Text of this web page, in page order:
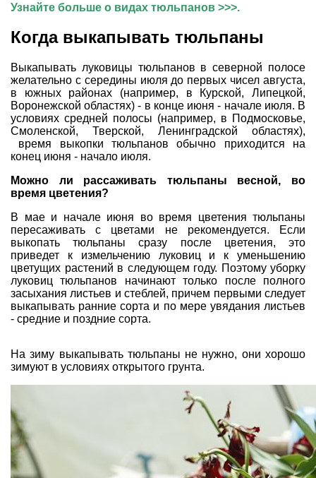
Узнайте больше о видах тюльпанов >>>.
Когда выкапывать тюльпаны
Выкапывать луковицы тюльпанов в северной полосе
желательно с середины июля до первых чисел августа,
в южных районах (например, в Курской, Липецкой,
Воронежской областях) - в конце июня - начале июля. В
условиях средней полосы (например, в Подмосковье,
Смоленской, Тверской, Ленинградской областях),
время выкопки тюльпанов обычно приходится на
конец июня - начало июля.
Можно ли рассаживать тюльпаны весной, во
время цветения?
В мае и начале июня во время цветения тюльпаны
пересаживать с цветами не рекомендуется. Если
выкопать тюльпаны сразу после цветения, это
приведет к измельчению луковиц и к уменьшению
цветущих растений в следующем году. Поэтому уборку
луковиц тюльпанов начинают только после полного
засыхания листьев и стеблей, причем первыми следует
выкапывать ранние сорта и по мере увядания листьев
- средние и поздние сорта.
На зиму выкапывать тюльпаны не нужно, они хорошо
зимуют в условиях открытого грунта.